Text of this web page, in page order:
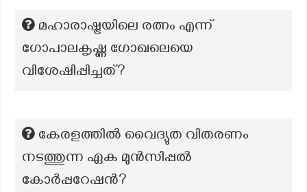
മഹാരാഷ്ട്രയിലെ രത്നം എന്ന്
ഗോപാലകൃഷ്ണ ഗോഖലെയെ
വിശേഷിപ്പിച്ചത്?
കേരളത്തിൽ വൈദ്യുത വിതരണം
നടത്തുന്ന ഏക മുൻസിപ്പൽ
കോർപ്പറേഷൻ?